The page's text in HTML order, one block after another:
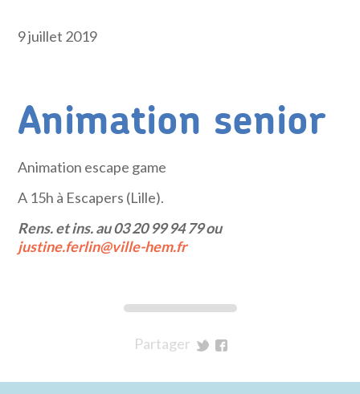
9 juillet 2019
Animation senior
Animation escape game
A 15h à Escapers (Lille).
Rens. et ins. au 03 20 99 94 79 ou
justine.ferlin@ville-hem.fr
Partager
Twitter
Facebook